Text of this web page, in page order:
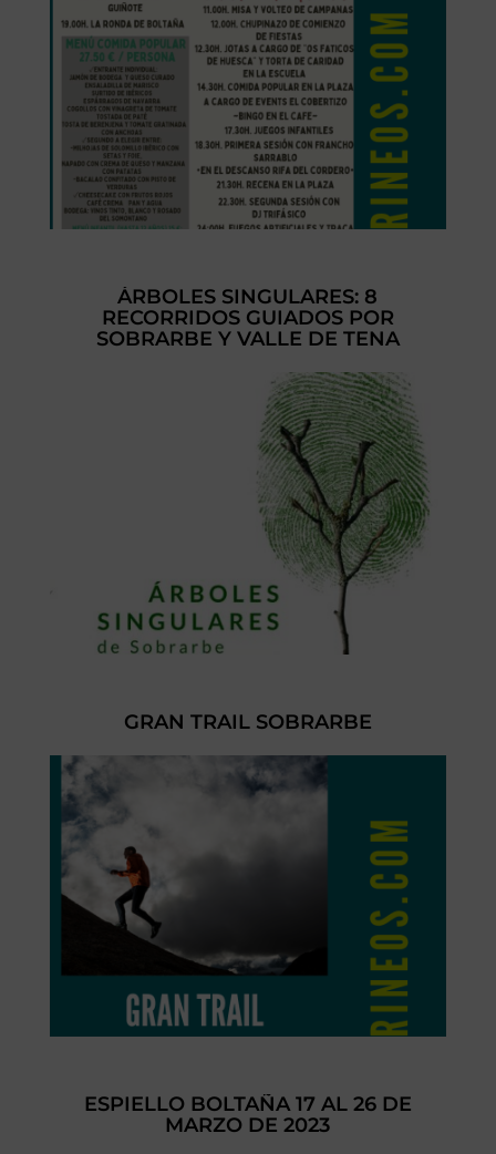
ÁRBOLES SINGULARES: 8
RECORRIDOS GUIADOS POR
SOBRARBE Y VALLE DE TENA
GRAN TRAIL SOBRARBE
ESPIELLO BOLTAÑA 17 AL 26 DE
MARZO DE 2023